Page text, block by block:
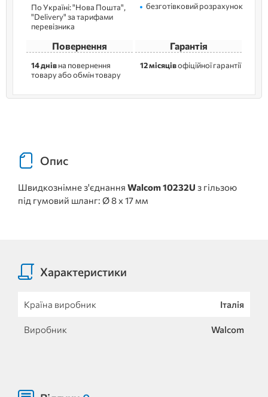
По Україні: "Нова Пошта",
"Delivery" за тарифами
перевізника
безготівковий розрахунок
Повернення
14 днівна повернення
товару або обмін товару
Гарантія
12 місяцівофіційної гарантії
Опис
Швидкознімне з'єднання Walcom 10232U з гільзою
під гумовий шланг: Ø 8 х 17 мм
Характеристики
Країна виробник Італія
Виробник Walcom